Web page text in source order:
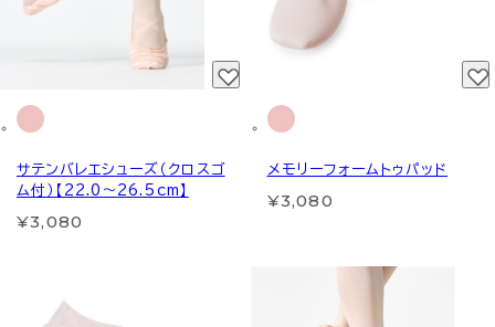
サテンバレエシューズ（クロスゴ
ム付）【22.0～26.5cm】
¥3,080
メモリーフォームトゥパッド
¥3,080